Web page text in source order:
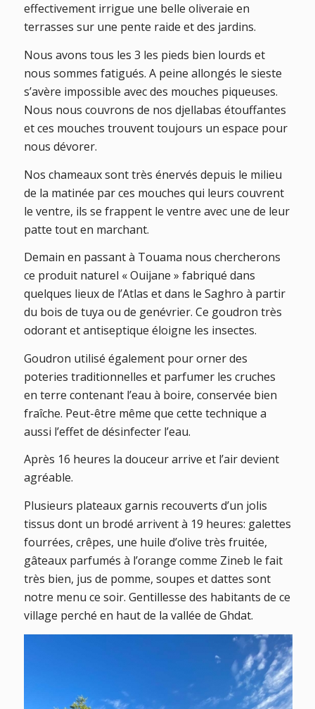
effectivement irrigue une belle oliveraie en
terrasses sur une pente raide et des jardins.
Nous avons tous les 3 les pieds bien lourds et
nous sommes fatigués. A peine allongés le sieste
s’avère impossible avec des mouches piqueuses.
Nous nous couvrons de nos djellabas étouffantes
et ces mouches trouvent toujours un espace pour
nous dévorer.
Nos chameaux sont très énervés depuis le milieu
de la matinée par ces mouches qui leurs couvrent
le ventre, ils se frappent le ventre avec une de leur
patte tout en marchant.
Demain en passant à Touama nous chercherons
ce produit naturel « Ouijane » fabriqué dans
quelques lieux de l’Atlas et dans le Saghro à partir
du bois de tuya ou de genévrier. Ce goudron très
odorant et antiseptique éloigne les insectes.
Goudron utilisé également pour orner des
poteries traditionnelles et parfumer les cruches
en terre contenant l’eau à boire, conservée bien
fraîche. Peut-être même que cette technique a
aussi l’effet de désinfecter l’eau.
Après 16 heures la douceur arrive et l’air devient
agréable.
Plusieurs plateaux garnis recouverts d’un jolis
tissus dont un brodé arrivent à 19 heures: galettes
fourrées, crêpes, une huile d’olive très fruitée,
gâteaux parfumés à l’orange comme Zineb le fait
très bien, jus de pomme, soupes et dattes sont
notre menu ce soir. Gentillesse des habitants de ce
village perché en haut de la vallée de Ghdat.